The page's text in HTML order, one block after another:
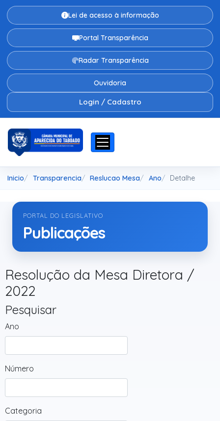
Lei de acesso à informação
Portal Transparência
Radar Transparência
Ouvidoria
Login / Cadastro
Inicio Transparencia Reslucao Mesa Ano Detalhe
PORTAL DO LEGISLATIVO
Publicações
Resolução da Mesa Diretora /
2022
Pesquisar
Ano
Número
Categoria